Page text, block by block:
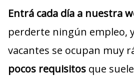
Entrá cada día a nuestra
perderte ningún empleo,
vacantes se ocupan muy
pocos requisitos que